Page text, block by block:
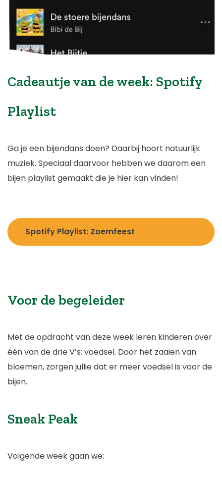
Cadeautje van de week: Spotify
Playlist
Ga je een bijendans doen? Daarbij hoort natuurlijk
muziek. Speciaal daarvoor hebben we daarom een
bijen playlist gemaakt die je hier kan vinden!
Spotify Playlist: Zoemfeest
Voor de begeleider
Met de opdracht van deze week leren kinderen over
één van de drie V’s: voedsel. Door het zaaien van
bloemen, zorgen jullie dat er meer voedsel is voor de
bijen.
Sneak Peak
Volgende week gaan we: